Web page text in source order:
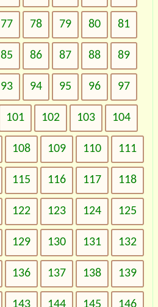
77 78 79 80 81
85 86 87 88 89
93 94 95 96 97
101 102 103 104
108 109 110 111
115 116 117 118
122 123 124 125
129 130 131 132
136 137 138 139
143 144 145 146